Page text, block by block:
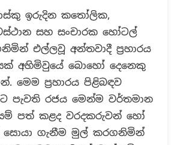
:
පාස්කු
ඉරුදින
සිදුවු
අන්තවාදි
ත්‍රස්ත
ප්‍රහාරයට
වත්මන්
රජයේ
අයත්
ඉරුදින කතෝලික,
සහ සංචාරක හෝටල්
එල්ලවූ අන්තවාදී ප්‍රහාරය
අහිමිවුයේ බොහෝ දෙනෙකු
මෙම ප්‍රහාරය පිළිබඳව
පැවති රජය මෙන්ම වර්තමාන
පත් කළද වරදකරුවන් හෝ
ගැනීම මුල් කරගනිමින්